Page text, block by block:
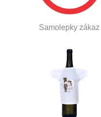
Samolepky zákaz